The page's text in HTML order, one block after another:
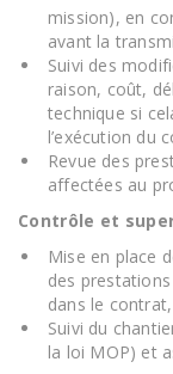
mission), en
avant la
Suivi des
raison, coût,
technique si
l’exécution du
Revue des
affectées au
Contrôle et
Mise en place
des
dans le
Suivi du
la loi MOP) et